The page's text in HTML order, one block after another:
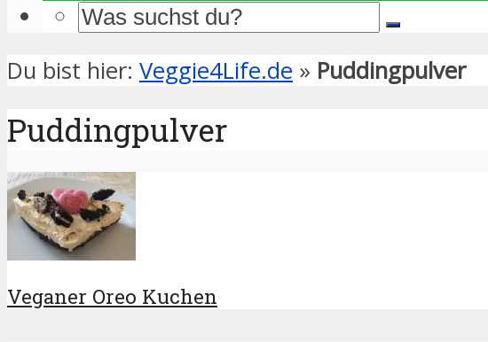
Du bist hier: Veggie4Life.de » Puddingpulver
Puddingpulver
Veganer Oreo Kuchen